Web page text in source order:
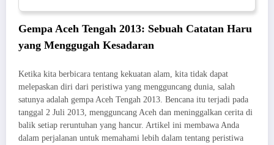
Gempa Aceh Tengah 2013: Sebuah Catatan Haru
yang Menggugah Kesadaran
Ketika kita berbicara tentang kekuatan alam, kita tidak dapat
melepaskan diri dari peristiwa yang mengguncang dunia, salah
satunya adalah gempa Aceh Tengah 2013. Bencana itu terjadi pada
tanggal 2 Juli 2013, mengguncang Aceh dan meninggalkan cerita di
balik setiap reruntuhan yang hancur. Artikel ini membawa Anda
dalam perjalanan untuk memahami lebih dalam tentang peristiwa